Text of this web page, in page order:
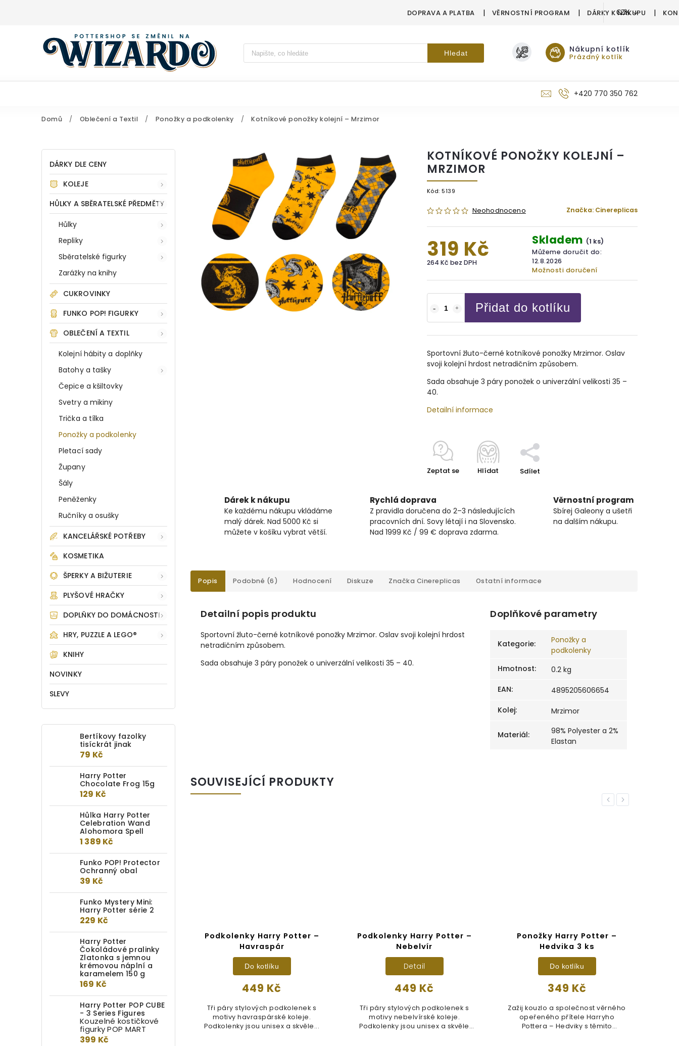
DOPRAVA A PLATBA VĚRNOSTNÍ PROGRAM DÁRKY K NÁKUPU
CZK
Vyhledávání Hledat Nákupní kotlík
Prázdný kotlík
+420 770 350 762
Domů / Oblečení a Textil / Ponožky a podkolenky / Kotníkové ponožky kolejní – Mrzimor
DÁRKY DLE CENY
KOLEJE
HŮLKY A SBĚRATELSKÉ PŘEDMĚTY
Hůlky
Repliky
Sběratelské figurky
Zarážky na knihy
CUKROVINKY
FUNKO POP! FIGURKY
OBLEČENÍ A TEXTIL
Kolejní hábity a doplňky
Batohy a tašky
Čepice a kšiltovky
Svetry a mikiny
Trička a tílka
Ponožky a podkolenky
Pletací sady
Župany
Šály
Peněženky
Ručníky a osušky
KANCELÁŘSKÉ POTŘEBY
KOSMETIKA
ŠPERKY A BIŽUTERIE
PLYŠOVÉ HRAČKY
DOPLŇKY DO DOMÁCNOSTI
HRY, PUZZLE A LEGO®
KNIHY
NOVINKY
SLEVY
Bertíkovy fazolky
tisíckrát jinak
79 Kč
Harry Potter
Chocolate Frog 15g
129 Kč
Hůlka Harry Potter
Celebration Wand
Alohomora Spell
1 389 Kč
Funko POP! Protector
Ochranný obal
39 Kč
Funko Mystery Mini:
Harry Potter série 2
229 Kč
Harry Potter
Čokoládové pralinky
Zlatonka s jemnou
krémovou náplní a
karamelem 150 g
169 Kč
Harry Potter POP CUBE
- 3 Series Figures
Kouzelné kostičkové
figurky POP MART
399 Kč
KOTNÍKOVÉ PONOŽKY KOLEJNÍ –
MRZIMOR
Kód: 5139
Neohodnoceno Značka: Cinereplicas
319 Kč
264 Kč bez DPH
Skladem (1 ks)
Můžeme doručit do:
12.8.2026
Možnosti doručení
Přidat do kotlíku
Sportovní žluto-černé kotníkové ponožky Mrzimor. Oslav
svoji kolejní hrdost netradičním způsobem.
Sada obsahuje 3 páry ponožek o univerzální velikosti 35 –
40.
Detailní informace
Zeptat se Hlídat Sdílet
Dárek k nákupu
Ke každému nákupu vkládáme
malý dárek. Nad 5000 Kč si
můžete v košíku vybrat větší.
Rychlá doprava
Z pravidla doručena do 2–3 následujících
pracovních dní. Sovy létají i na Slovensko.
Nad 1999 Kč / 99 € doprava zdarma.
Věrnostní program
Sbírej Galeony a ušetři
na dalším nákupu.
Popis Podobné (6) Hodnocení Diskuze Značka Cinereplicas Ostatní informace
Detailní popis produktu
Sportovní žluto-černé kotníkové ponožky Mrzimor. Oslav svoji kolejní hrdost
netradičním způsobem.
Sada obsahuje 3 páry ponožek o univerzální velikosti 35 – 40.
Doplňkové parametry
Kategorie:
Ponožky a
podkolenky
Hmotnost:
0.2 kg
EAN:
4895205606654
Kolej: Mrzimor
Materiál:
98% Polyester a 2%
Elastan
SOUVISEJÍCÍ PRODUKTY
Previous
podkolenky a rukavice
499 Kč
Detail
Licencovaná pletací sada
zmijozelských podkolenek a
rukavic (bez prstů) se všemi
materiály,...
Podkolenky Harry Potter –
Havraspár
449 Kč
Do kotlíku
Tři páry stylových podkolenek s
motivy havraspárské koleje.
Podkolenky jsou unisex a skvěle...
Podkolenky Harry Potter –
Nebelvír
449 Kč
Detail
Tři páry stylových podkolenek s
motivy nebelvírské koleje.
Podkolenky jsou unisex a skvěle
Ponožky Harry Potter –
Hedvika 3 ks
349 Kč
Do kotlíku
Zažij kouzlo a společnost věrného
opeřeného přítele Harryho
Pottera – Hedviky s těmito
Next